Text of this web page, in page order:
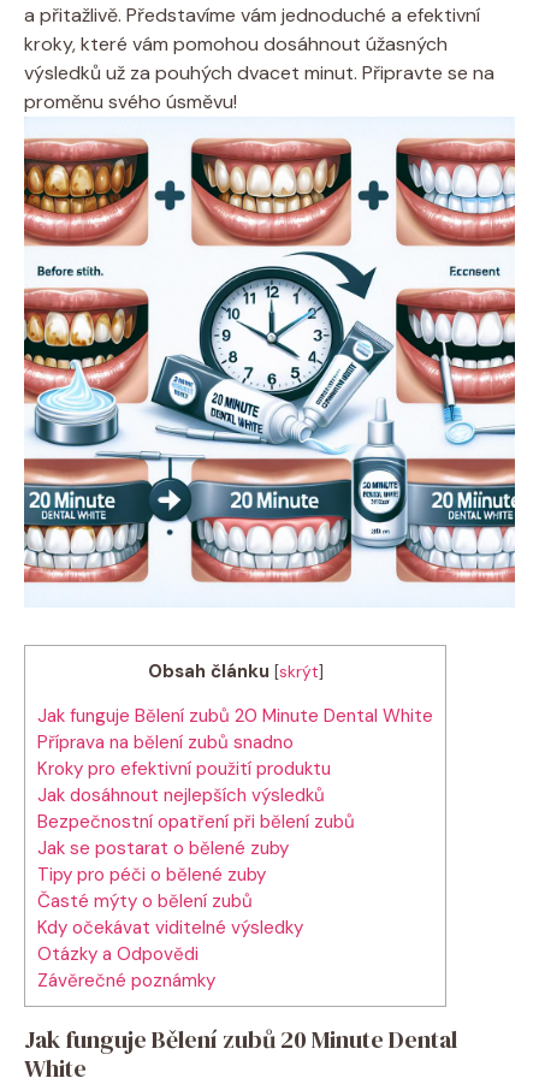
a přitažlivě. Představíme vám jednoduché a efektivní
kroky, které vám pomohou dosáhnout úžasných
výsledků už za pouhých dvacet minut. Připravte se na
proměnu svého úsměvu!
Obsah článku [skrýt]
Jak funguje Bělení zubů 20 Minute Dental White
Příprava na bělení zubů snadno
Kroky pro efektivní použití produktu
Jak dosáhnout nejlepších výsledků
Bezpečnostní opatření při bělení zubů
Jak se postarat o bělené zuby
Tipy pro péči o bělené zuby
Časté mýty o bělení zubů
Kdy očekávat viditelné výsledky
Otázky a Odpovědi
Závěrečné poznámky
Jak funguje Bělení zubů 20 Minute Dental
White